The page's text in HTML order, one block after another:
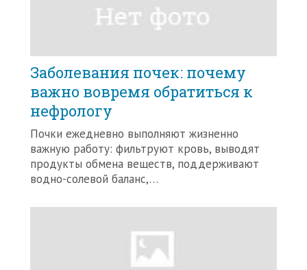
Заболевания почек: почему
важно вовремя обратиться к
нефрологу
Почки ежедневно выполняют жизненно
важную работу: фильтруют кровь, выводят
продукты обмена веществ, поддерживают
водно-солевой баланс,…